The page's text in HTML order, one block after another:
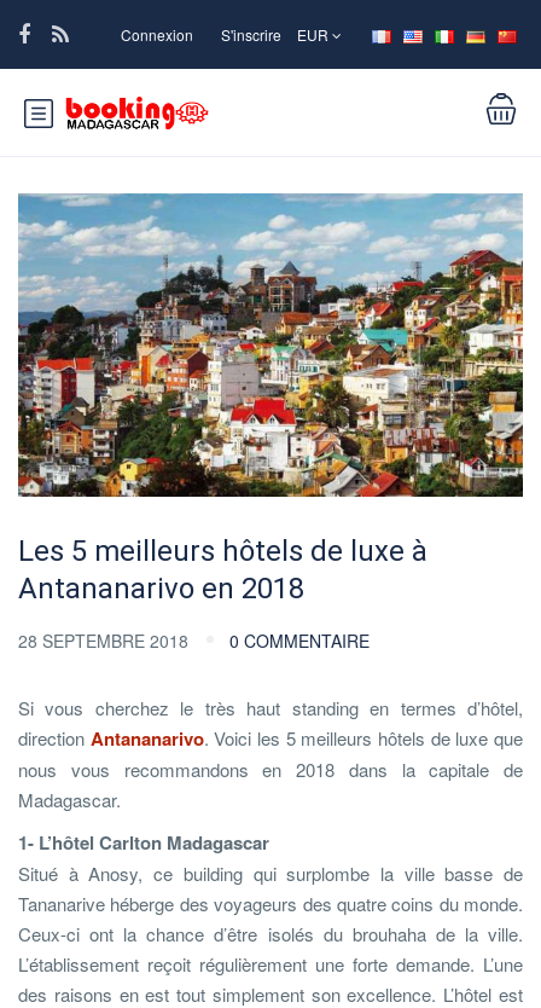
Connexion S'inscrire EUR
Les 5 meilleurs hôtels de luxe à
Antananarivo en 2018
28 SEPTEMBRE 2018 0 COMMENTAIRE
Si vous cherchez le très haut standing en termes d’hôtel,
direction Antananarivo. Voici les 5 meilleurs hôtels de luxe que
nous vous recommandons en 2018 dans la capitale de
Madagascar.
1- L’hôtel Carlton Madagascar
Situé à Anosy, ce building qui surplombe la ville basse de
Tananarive héberge des voyageurs des quatre coins du monde.
Ceux-ci ont la chance d’être isolés du brouhaha de la ville.
L’établissement reçoit régulièrement une forte demande. L’une
des raisons en est tout simplement son excellence. L’hôtel est